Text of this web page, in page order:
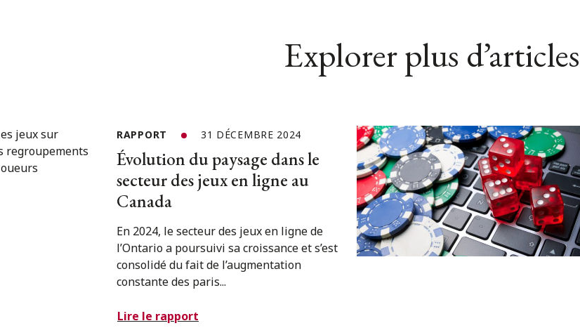
Explorer plus d’articles
RAPPORT 31 DÉCEMBRE 2024
Évolution du paysage dans le
secteur des jeux en ligne au
Canada
En 2024, le secteur des jeux en ligne de
l’Ontario a poursuivi sa croissance et s’est
consolidé du fait de l’augmentation
constante des paris...
Lire le rapport